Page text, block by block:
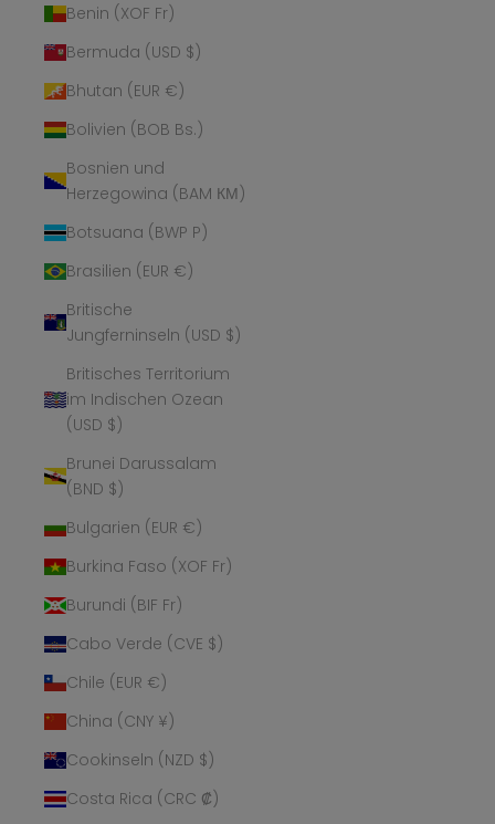
Benin (XOF Fr)
Bermuda (USD $)
Bhutan (EUR €)
Bolivien (BOB Bs.)
Bosnien und
Herzegowina (BAM КМ)
Botsuana (BWP P)
Brasilien (EUR €)
Britische
Jungferninseln (USD $)
Britisches Territorium
im Indischen Ozean
(USD $)
Brunei Darussalam
(BND $)
Bulgarien (EUR €)
Burkina Faso (XOF Fr)
Burundi (BIF Fr)
Cabo Verde (CVE $)
Chile (EUR €)
China (CNY ¥)
Cookinseln (NZD $)
Costa Rica (CRC ₡)